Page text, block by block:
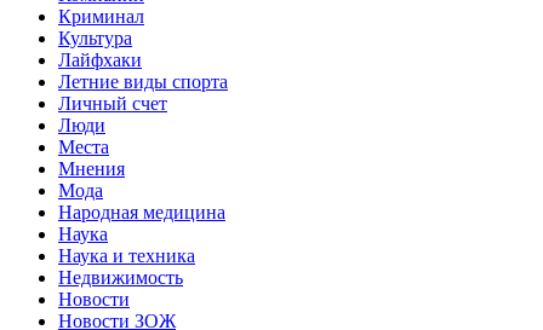
Криминал
Культура
Лайфхаки
Летние виды спорта
Личный счет
Люди
Места
Мнения
Мода
Народная медицина
Наука
Наука и техника
Недвижимость
Новости
Новости ЗОЖ